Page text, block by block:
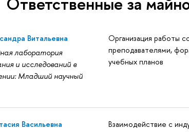
Витальевна
лаборатория
и исследований в
Младший научный
Организация работы
преподавателями,
учебных планов
Васильевна
Взаимодействие с